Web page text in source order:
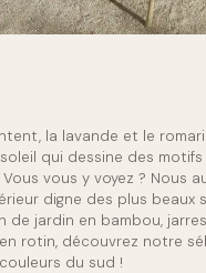
la lavande et le
soleil qui dessine des
vous y voyez ? Nous
digne des plus beaux
de jardin en bambou,
rotin, découvrez notre
du sud !